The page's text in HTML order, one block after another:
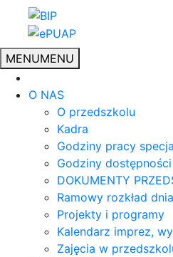
MENUMENU
O NAS
O przedszkolu
Kadra
Godziny pracy
Godziny
DOKUMENTY
Ramowy rozkład dnia
Projekty i programy
Kalendarz imprez,
Zajęcia w